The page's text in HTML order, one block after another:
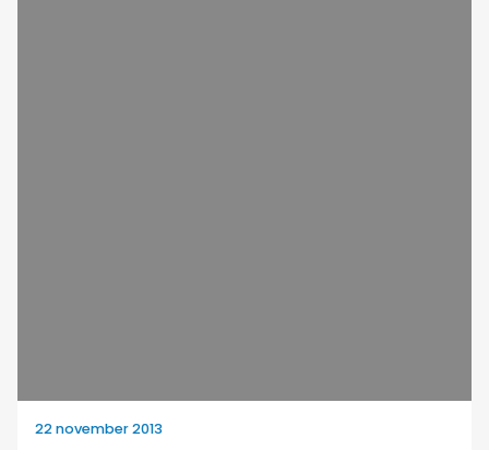
22 november 2013